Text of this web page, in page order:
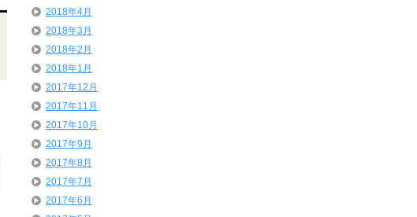
2018年4月
2018年3月
2018年2月
2018年1月
2017年12月
2017年11月
2017年10月
2017年9月
2017年8月
2017年7月
2017年6月